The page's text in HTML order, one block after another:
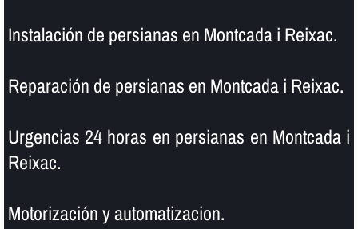
Instalación de persianas en Montcada i Reixac.
Reparación de persianas en Montcada i Reixac.
Urgencias 24 horas en persianas en Montcada i
Reixac.
Motorización y automatizacion.